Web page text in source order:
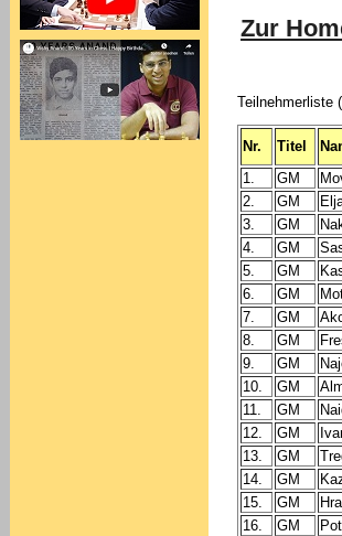
Zur
Teilnehmerliste
Nr. Titel
1.
GM
2.
GM
3.
GM
4.
GM
5.
GM
6.
GM
7.
GM
8.
GM
9.
GM
10.
GM
11.
GM
12.
GM
13.
GM
14.
GM
15.
GM
16.
GM